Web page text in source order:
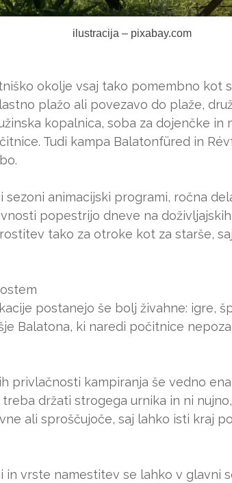
ilustracija – pixabay.com
okolje vsaj tako pomembno kot
plažo ali povezavo do plaže,
kopalnica, soba za dojenčke in
Tudi kampa Balatonfüred in
animacijski programi, ročna
popestrijo dneve na
tako za otroke kot za starše,
postanejo še bolj živahne: igre,
Balatona, ki naredi počitnice
privlačnosti kampiranja še vedno
treba držati strogega urnika in ni
ali sproščujoče, saj lahko isti kraj
in vrste namestitev se lahko v glavni